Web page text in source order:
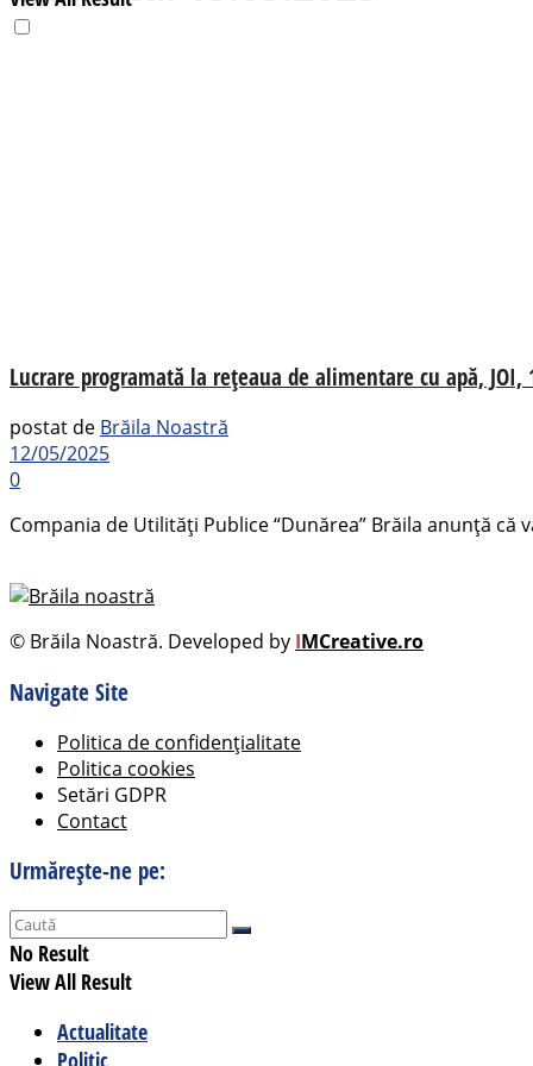
Lucrare programată la rețeaua de alimentare cu apă,
postat de Brăila Noastră
12/05/2025
0
Compania de Utilități Publice “Dunărea” Brăila anunță că
© Brăila Noastră. Developed by IMCreative.ro
Navigate Site
Politica de confidențialitate
Politica cookies
Setări GDPR
Contact
Urmărește-ne pe:
No Result
View All Result
Actualitate
Politic